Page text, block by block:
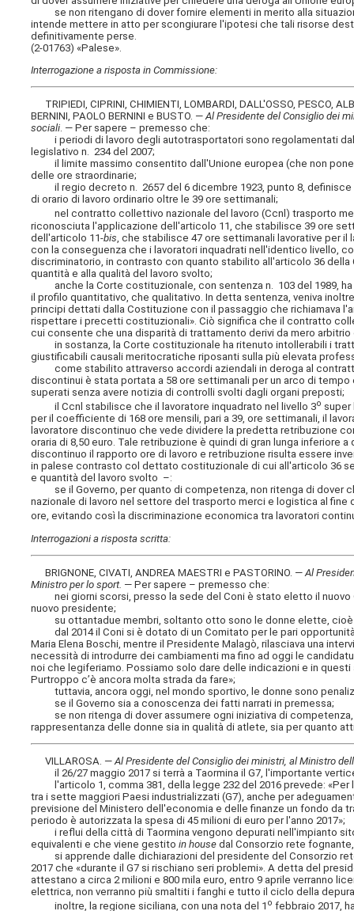
se non ritengano di dover fornire elementi in merito alla
intende mettere in atto per scongiurare l'ipotesi che tali risorse
definitivamente perse.
(2-01763) «Palese».
Interrogazione a risposta in Commissione:
TRIPIEDI, CIPRINI, CHIMIENTI, LOMBARDI, DALL'OSSO, PESCO,
BERNINI, PAOLO BERNINI e BUSTO. —Al Presidente del Consiglio dei
sociali. — Per sapere – premesso che:
i periodi di lavoro degli autotrasportatori sono regolamentati
legislativo n. 234 del 2007;
il limite massimo consentito dall'Unione europea (che non pone
delle ore straordinarie;
il regio decreto n. 2657 del 6 dicembre 1923, punto 8,
di orario di lavoro ordinario oltre le 39 ore settimanali;
nel contratto collettivo nazionale del lavoro (Ccnl) trasporto
riconosciuta l'applicazione dell'articolo 11, che stabilisce 39 ore
dell'articolo 11-bis , che stabilisce 47 ore settimanali lavorative per
con la conseguenza che i lavoratori inquadrati nell'identico livello,
discriminatorio, in contrasto con quanto stabilito all'articolo 36
quantità e alla qualità del lavoro svolto;
anche la Corte costituzionale, con sentenza n. 103 del 1989, ha
il profilo quantitativo, che qualitativo. In detta sentenza, veniva
principi dettati dalla Costituzione con il passaggio che richiamava
rispettare i precetti costituzionali». Ciò significa che il contratto
cui consente che una disparità di trattamento derivi da mero
in sostanza, la Corte costituzionale ha ritenuto intollerabili i
giustificabili causali meritocratiche riposanti sulla più elevata
come stabilito attraverso accordi aziendali in deroga al
discontinui è stata portata a 58 ore settimanali per un arco di
superati senza avere notizia di controlli svolti dagli organi preposti;
il Ccnl stabilisce che il lavoratore inquadrato nel livello 3o super
per il coefficiente di 168 ore mensili, pari a 39, ore settimanali, il
lavoratore discontinuo che vede dividere la predetta retribuzione
oraria di 8,50 euro. Tale retribuzione è quindi di gran lunga inferiore
discontinuo il rapporto ore di lavoro e retribuzione risulta essere
in palese contrasto col dettato costituzionale di cui all'articolo 36
e quantità del lavoro svolto –:
se il Governo, per quanto di competenza, non ritenga di dover
nazionale di lavoro nel settore del trasporto merci e logistica al
ore, evitando così la discriminazione economica tra lavoratori
Interrogazioni a risposta scritta:
BRIGNONE, CIVATI, ANDREA MAESTRI e PASTORINO. —Al
Ministro per lo sport. — Per sapere – premesso che:
nei giorni scorsi, presso la sede del Coni è stato eletto il nuovo
nuovo presidente;
su ottantadue membri, soltanto otto sono le donne elette, cioè
dal 2014 il Coni si è dotato di un Comitato per le pari
Maria Elena Boschi, mentre il Presidente Malagò, rilasciava una
necessità di introdurre dei cambiamenti ma fino ad oggi le
noi che legiferiamo. Possiamo solo dare delle indicazioni e in
Purtroppo c’è ancora molta strada da fare»;
tuttavia, ancora oggi, nel mondo sportivo, le donne sono
se il Governo sia a conoscenza dei fatti narrati in premessa;
se non ritenga di dover assumere ogni iniziativa di competenza,
rappresentanza delle donne sia in qualità di atlete, sia per quanto
VILLAROSA. —Al Presidente del Consiglio dei ministri, al Ministro
il 26/27 maggio 2017 si terrà a Taormina il G7, l'importante
l'articolo 1, comma 381, della legge 232 del 2016 prevede: «Per
tra i sette maggiori Paesi industrializzati (G7), anche per
previsione del Ministero dell'economia e delle finanze un fondo da
periodo è autorizzata la spesa di 45 milioni di euro per l'anno 2017»;
i reflui della città di Taormina vengono depurati nell'impianto sito
equivalenti e che viene gestitoin house dal Consorzio rete
si apprende dalle dichiarazioni del presidente del Consorzio
2017 che «durante il G7 si rischiano seri problemi». A detta del
attestano a circa 2 milioni e 800 mila euro, entro 9 aprile verranno
elettrica, non verranno più smaltiti i fanghi e tutto il ciclo della
inoltre, la regione siciliana, con una nota del 1 o febbraio 2017,